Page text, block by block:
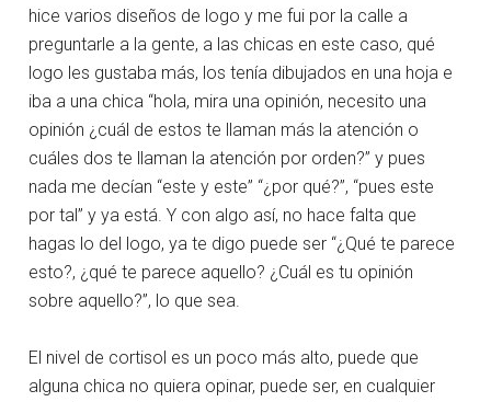
hice varios diseños de logo y me fui por la calle a
preguntarle a la gente, a las chicas en este caso, qué
logo les gustaba más, los tenía dibujados en una hoja e
iba a una chica “hola, mira una opinión, necesito una
opinión ¿cuál de estos te llaman más la atención o
cuáles dos te llaman la atención por orden?” y pues
nada me decían “este y este” “¿por qué?”, “pues este
por tal” y ya está. Y con algo así, no hace falta que
hagas lo del logo, ya te digo puede ser “¿Qué te parece
esto?, ¿qué te parece aquello? ¿Cuál es tu opinión
sobre aquello?”, lo que sea.
El nivel de cortisol es un poco más alto, puede que
alguna chica no quiera opinar, puede ser, en cualquier